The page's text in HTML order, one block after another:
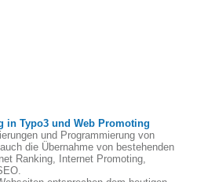
in Typo3 und Web Promoting
und Programmierung von
die Übernahme von bestehenden
Ranking, Internet Promoting,